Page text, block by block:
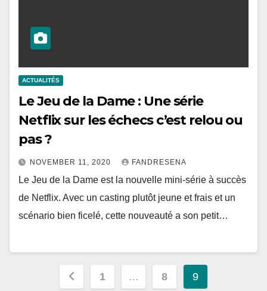
ACTUALITÉS
Le Jeu de la Dame : Une série
Netflix sur les échecs c’est relou ou
pas ?
NOVEMBER 11, 2020 FANDRESENA
Le Jeu de la Dame est la nouvelle mini-série à succès
de Netflix. Avec un casting plutôt jeune et frais et un
scénario bien ficelé, cette nouveauté a son petit…
Posts
1 … 8 9